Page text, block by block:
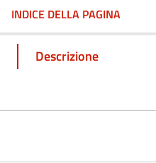
INDICE DELLA PAGINA
Descrizione